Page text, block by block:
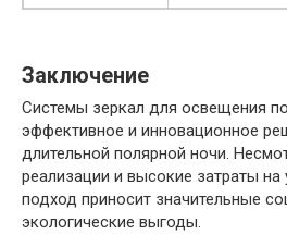
Заключение
Системы зеркал для освещения
эффективное и инновационное
длительной полярной ночи.
реализации и высокие затраты на
подход приносит значительные
экологические выгоды.